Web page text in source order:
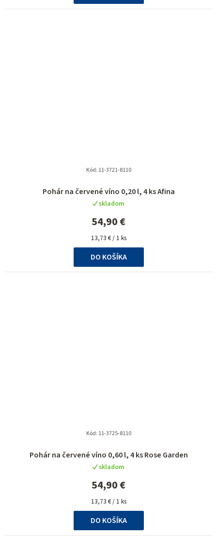
Pohár na červené víno 0,20 l, 4 ks Afina
hodnotenie
produktu
je
5,0
z
5
hviezdičiek.
skladom
54,90 €
Jednotková
cena:
13,73 € / 1 ks
DO KOŠÍKA
Kód: 11-3721-8110
Pohár na červené víno 0,60 l, 4 ks Rose Garden
skladom
54,90 €
Jednotková
cena:
13,73 € / 1 ks
DO KOŠÍKA
Kód: 11-3725-8110